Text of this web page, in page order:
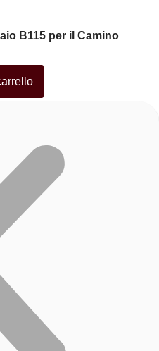
B115 per il Camino